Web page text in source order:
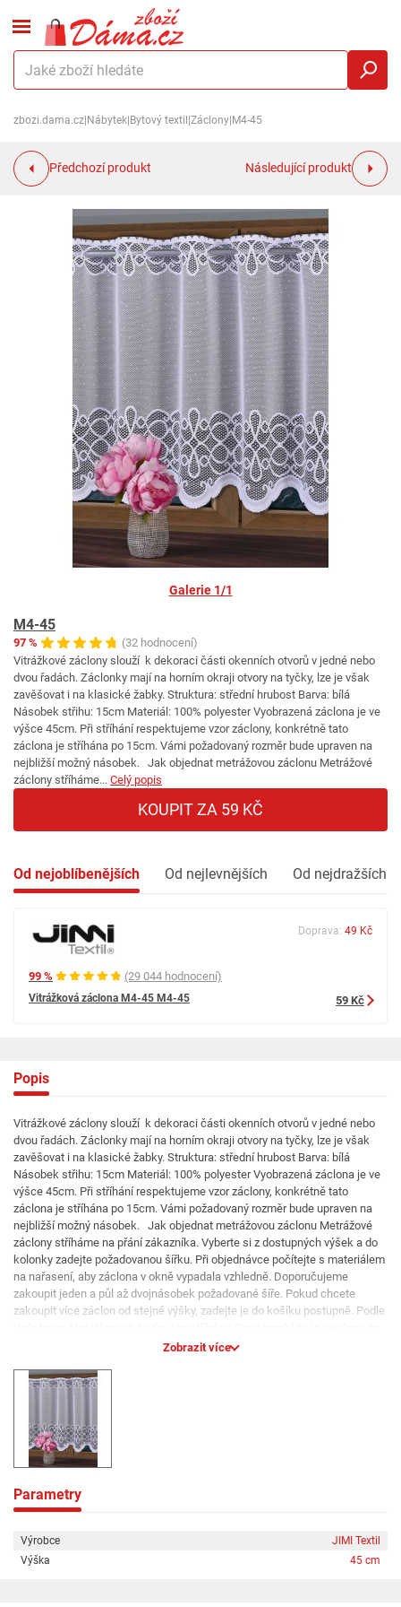
zbozi.dama.cz Nábytek Bytový textil Záclony M4-45
Předchozí produkt Následující produkt
Galerie 1/1
M4-45
97 %
(32 hodnocení)
Vitrážkové záclony slouží k dekoraci části okenních otvorů v jedné nebo
dvou řadách. Záclonky mají na horním okraji otvory na tyčky, lze je však
zavěšovat i na klasické žabky. Struktura: střední hrubost Barva: bílá
Násobek střihu: 15cm Materiál: 100% polyester Vyobrazená záclona je ve
výšce 45cm. Při stříhání respektujeme vzor záclony, konkrétně tato
záclona je stříhána po 15cm. Vámi požadovaný rozměr bude upraven na
nejbližší možný násobek. Jak objednat metrážovou záclonu Metrážové
záclony stříháme... Celý popis
KOUPIT ZA 59 KČ
Od nejoblíbenějších Od nejlevnějších Od nejdražších
99 % (29 044 hodnocení)
Vitrážková záclona M4-45 M4-45
Doprava: 49 Kč
59 Kč
Popis
Vitrážkové záclony slouží k dekoraci části okenních otvorů v jedné nebo
dvou řadách. Záclonky mají na horním okraji otvory na tyčky, lze je však
zavěšovat i na klasické žabky. Struktura: střední hrubost Barva: bílá
Násobek střihu: 15cm Materiál: 100% polyester Vyobrazená záclona je ve
výšce 45cm. Při stříhání respektujeme vzor záclony, konkrétně tato
záclona je stříhána po 15cm. Vámi požadovaný rozměr bude upraven na
nejbližší možný násobek. Jak objednat metrážovou záclonu Metrážové
záclony stříháme na přání zákazníka. Vyberte si z dostupných výšek a do
kolonky zadejte požadovanou šířku. Při objednávce počítejte s materiálem
na nařasení, aby záclona v okně vypadala vzhledně. Doporučujeme
zakoupit jeden a půl až dvojnásobek požadované šíře. Pokud chcete
zakoupit více záclon od stejné výšky, zadejte je do košíku postupně. Podle
Zobrazit více
Parametry
Výrobce
JIMI Textil
Výška
45 cm